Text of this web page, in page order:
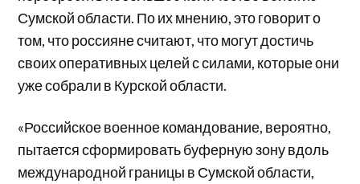
Сумской области. По их мнению, это говорит о
том, что россияне считают, что могут достичь
своих оперативных целей с силами, которые они
уже собрали в Курской области.
«Российское военное командование, вероятно,
пытается сформировать буферную зону вдоль
международной границы в Сумской области,